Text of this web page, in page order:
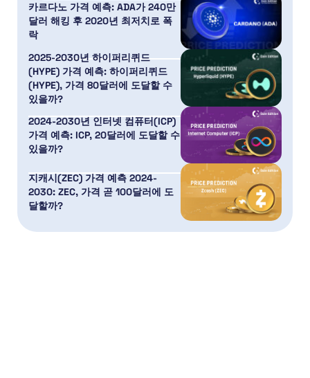
카르다노 가격 예측: ADA가 240만
달러 해킹 후 2020년 최저치로 폭
락
2025-2030년 하이퍼리퀴드
(HYPE) 가격 예측: 하이퍼리퀴드
(HYPE), 가격 80달러에 도달할 수
있을까?
2024-2030년 인터넷 컴퓨터(ICP)
가격 예측: ICP, 20달러에 도달할 수
있을까?
지캐시(ZEC) 가격 예측 2024-
2030: ZEC, 가격 곧 100달러에 도
달할까?